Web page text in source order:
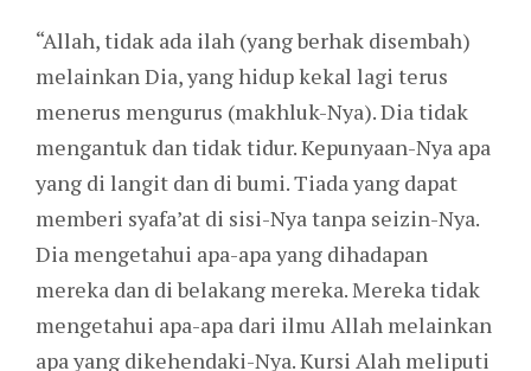
“Allah, tidak ada ilah (yang berhak disembah)
melainkan Dia, yang hidup kekal lagi terus
menerus mengurus (makhluk-Nya). Dia tidak
mengantuk dan tidak tidur. Kepunyaan-Nya apa
yang di langit dan di bumi. Tiada yang dapat
memberi syafa’at di sisi-Nya tanpa seizin-Nya.
Dia mengetahui apa-apa yang dihadapan
mereka dan di belakang mereka. Mereka tidak
mengetahui apa-apa dari ilmu Allah melainkan
apa yang dikehendaki-Nya. Kursi Alah meliputi